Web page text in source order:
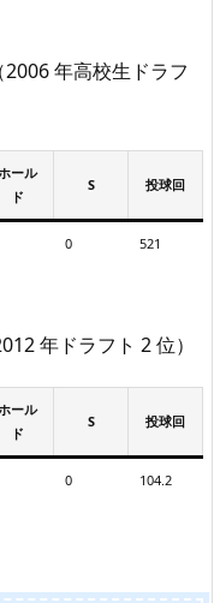
年高校生ドラフ
ホール
ド
S 投球回
0 521
年ドラフト 2 位）
ール
ド
S 投球回
0 104.2